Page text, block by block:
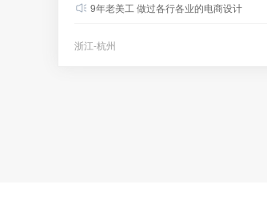
9年老美工 做过各行各业的电商设计
浙江-杭州